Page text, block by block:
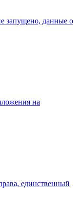
запущено, данные о
на
единственный